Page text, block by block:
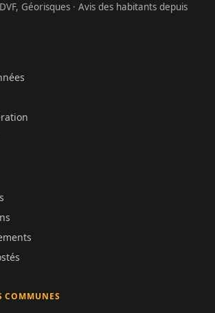
Géorisques · Avis des habitants depuis
COMMUNES